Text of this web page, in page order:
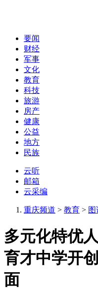
要闻
财经
军事
文化
教育
科技
旅游
房产
健康
公益
地方
民族
云听
邮箱
云采编
重庆频道 > 教育 >
多元化特优
育才中学开
面